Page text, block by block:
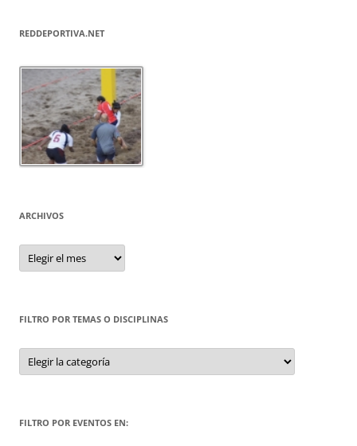
REDDEPORTIVA.NET
ARCHIVOS
Archivos
FILTRO POR TEMAS O DISCIPLINAS
Filtro
por
Temas
FILTRO POR EVENTOS EN: